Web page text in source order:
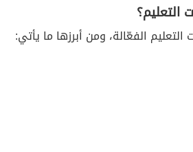
الفعّالة، ومن أبرزها ما يأتي: